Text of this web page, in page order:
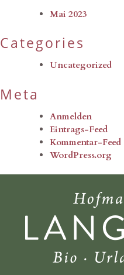
Mai 2023
Categories
Uncategorized
Meta
Anmelden
Eintrags-Feed
Kommentar-Feed
WordPress.org